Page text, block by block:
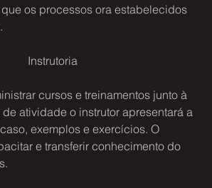
os processos ora estabelecidos
Instrutoria
cursos e treinamentos junto à
atividade o instrutor apresentará a
exemplos e exercícios. O
e transferir conhecimento do